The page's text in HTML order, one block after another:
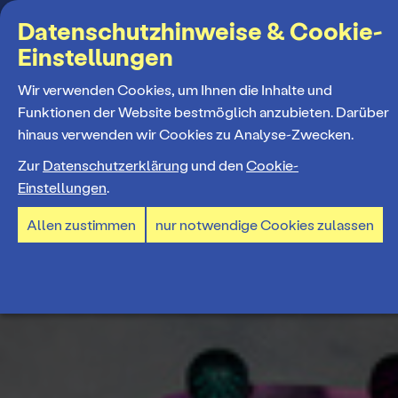
Suchbegriff
MENÜ
Programm
Spielplan
Spielzeiteröffnung
Tickets und Abos
Ticketpreise & Saalplan
Mitmachen
Datenschutzhinweise & Cookie-
Einstellungen
Wir verwenden Cookies, um Ihnen die Inhalte und
Funktionen der Website bestmöglich anzubieten. Darüber
hinaus verwenden wir Cookies zu Analyse-Zwecken.
Zur Datenschutzerklärung und den Cookie-
Einstellungen.
Allen zustimmen nur notwendige Cookies zulassen